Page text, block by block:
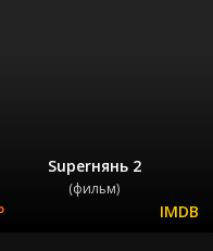
Superнянь 2
(фильм)